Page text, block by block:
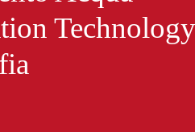
Technology